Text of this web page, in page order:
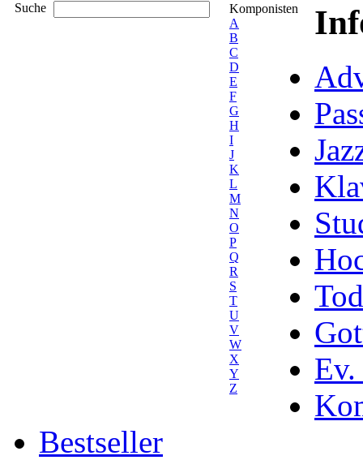
Suche
Komponisten
A
B
C
D
E
F
G
H
I
J
K
L
M
N
O
P
Q
R
S
T
U
V
W
X
Y
Z
Ev.
Bestseller